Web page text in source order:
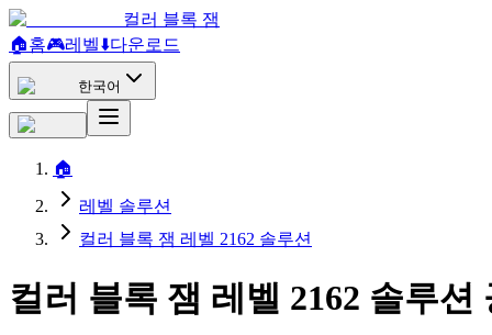
컬러 블록 잼
🏠홈🎮레벨⬇️다운로드
한국어
🏠
레벨 솔루션
컬러 블록 잼 레벨 2162 솔루션
컬러 블록 잼 레벨 2162 솔루션